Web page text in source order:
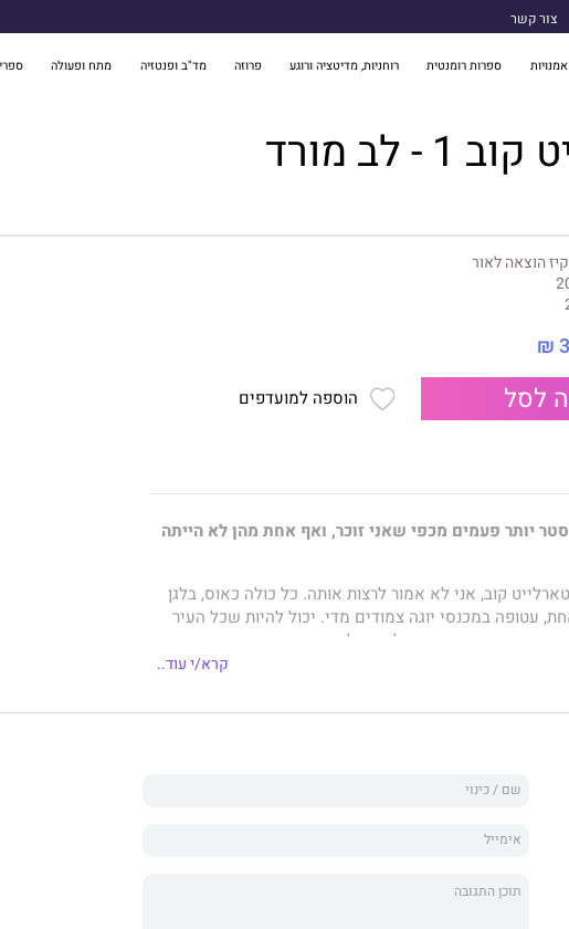
צור קשר
אמנויות ספרות רומנטית רוחניות, מדיטציה ורוגע פרוזה מד"ב ופנטזיה מתח ופעולה
- לב מורד
הוצאה לאור
לסל הוספה למועדפים
סטר יותר פעמים מכפי שאני זוכר, ואף אחת מהן לא הייתה
קוב, אני לא אמור לרצות אותה. כל כולה כאוס, בלגן
עטופה במכנסי יוגה צמודים מדי. יכול להיות שכל העיר
ובנפש החופשייה שלה, אבל מבחינתי היא קוץ בתחת, גם
חד־משמעית שהיא לא מתכוונת ללכת לשום מקום,
צריכים הוא פרסום שלילי שיהרוס את עונת התיירות
כדי להציל את סטארלייט קוב, גם אם אצטרך לקשור את
קרא/י עוד..